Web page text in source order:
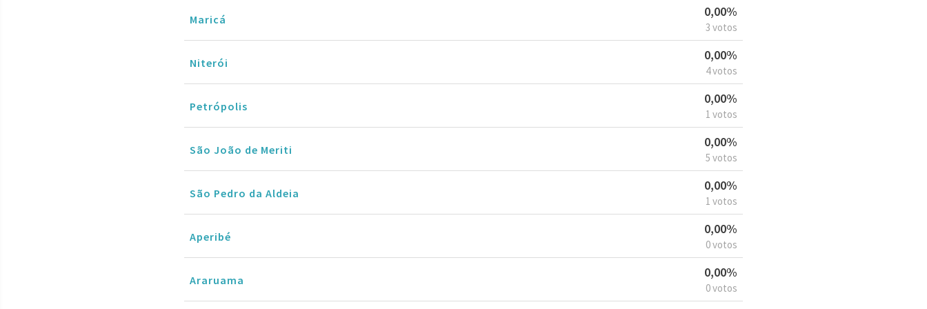
Maricá
0,00%
3 votos
Niterói
0,00%
4 votos
Petrópolis
0,00%
1 votos
São João de Meriti
0,00%
5 votos
São Pedro da Aldeia
0,00%
1 votos
Aperibé
0,00%
0 votos
Araruama
0,00%
0 votos